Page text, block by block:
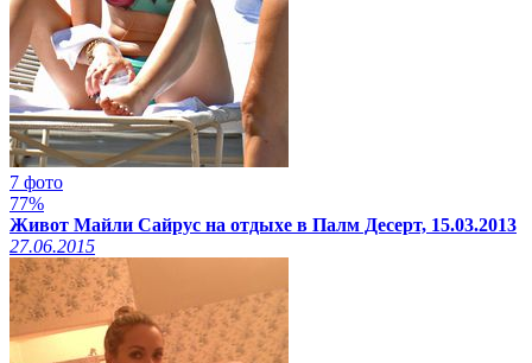
7 фото
77%
Живот Майли Сайрус на отдыхе в Палм Десерт, 15.03.2013
27.06.2015